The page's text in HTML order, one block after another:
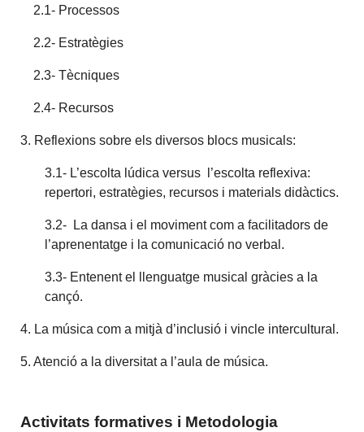
2.1- Processos
2.2- Estratègies
2.3- Tècniques
2.4- Recursos
3. Reflexions sobre els diversos blocs musicals:
3.1- L’escolta lúdica versus l’escolta reflexiva:
repertori, estratègies, recursos i materials didàctics.
3.2- La dansa i el moviment com a facilitadors de
l’aprenentatge i la comunicació no verbal.
3.3- Entenent el llenguatge musical gràcies a la
cançó.
4. La música com a mitjà d’inclusió i vincle intercultural.
5. Atenció a la diversitat a l’aula de música.
Activitats formatives i Metodologia